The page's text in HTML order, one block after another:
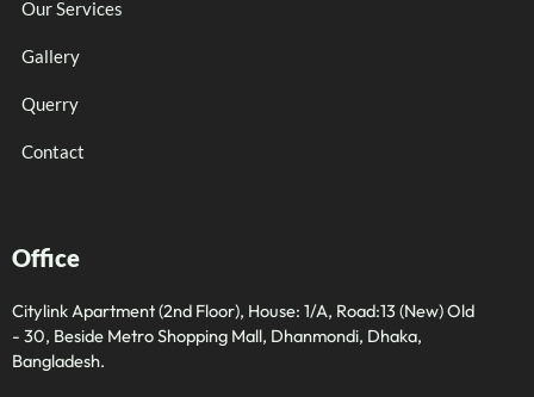
Our Services
Gallery
Querry
Contact
Office
Citylink Apartment (2nd Floor), House: 1/A, Road:13 (New) Old
- 30, Beside Metro Shopping Mall, Dhanmondi, Dhaka,
Bangladesh.